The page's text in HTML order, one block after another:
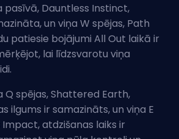
pasīvā, Dauntless Instinct,
un viņa W spējas, Path
patiesie bojājumi All Out laikā ir
lai līdzsvarotu viņa
Q spējas, Shattered Earth,
ilgums ir samazināts, un viņa E
Impact, atdzišanas laiks ir